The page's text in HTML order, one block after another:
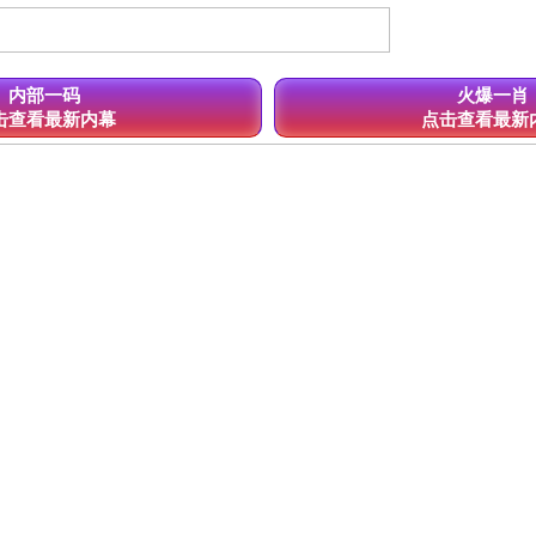
内部一码
查看最新内幕
火爆一肖
点击查看最新